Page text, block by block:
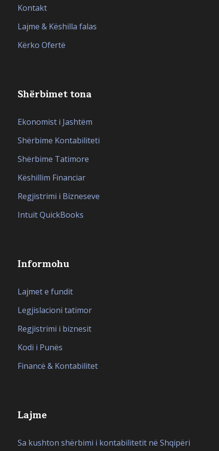
Kontakt
Lajme & Këshilla falas
Kërko Ofertë
Shërbimet tona
Ekonomist i Jashtëm
Shërbime Kontabiliteti
Shërbime Tatimore
Këshillim Financiar
Regjistrimi i Bizneseve
Intuit QuickBooks
Informohu
Lajmet e fundit
Legjislacioni tatimor
Regjistrimi i biznesit
Kodi i Punës
Financë & Kontabilitet
Lajme
Sa kushton shërbimi i kontabilitetit në Shqipëri